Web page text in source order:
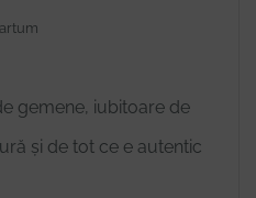
gemene, iubitoare de
și de tot ce e autentic